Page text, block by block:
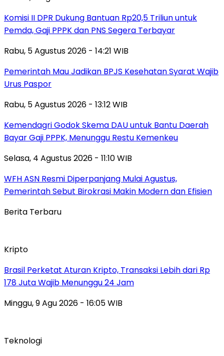
Komisi II DPR Dukung Bantuan Rp20,5 Triliun untuk
Pemda, Gaji PPPK dan PNS Segera Terbayar
Rabu, 5 Agustus 2026 - 14:21 WIB
Pemerintah Mau Jadikan BPJS Kesehatan Syarat Wajib
Urus Paspor
Rabu, 5 Agustus 2026 - 13:12 WIB
Kemendagri Godok Skema DAU untuk Bantu Daerah
Bayar Gaji PPPK, Menunggu Restu Kemenkeu
Selasa, 4 Agustus 2026 - 11:10 WIB
WFH ASN Resmi Diperpanjang Mulai Agustus,
Pemerintah Sebut Birokrasi Makin Modern dan Efisien
Berita Terbaru
Kripto
Brasil Perketat Aturan Kripto, Transaksi Lebih dari Rp
178 Juta Wajib Menunggu 24 Jam
Minggu, 9 Agu 2026 - 16:05 WIB
Teknologi